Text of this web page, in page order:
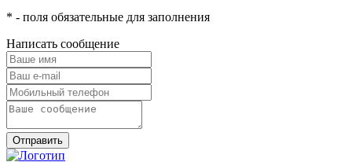
* - поля обязательные для заполнения
Написать сообщение
Отправить